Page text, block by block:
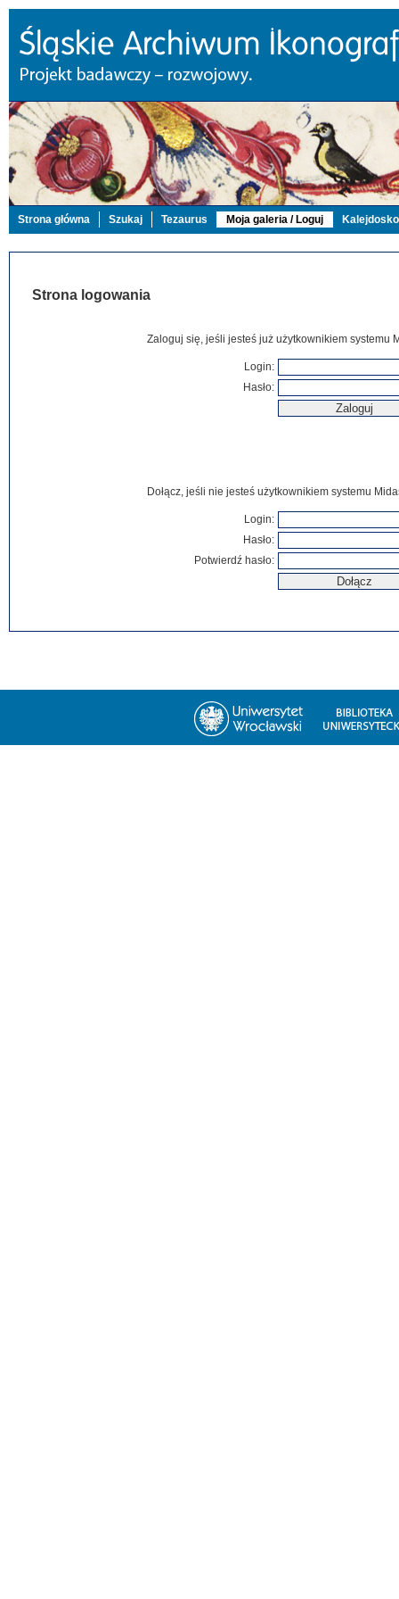
Strona główna Szukaj Tezaurus Moja galeria / Loguj
Strona logowania
Zaloguj się, jeśli jesteś już użytkownikiem systemu
Login:
Hasło:
Dołącz, jeśli nie jesteś użytkownikiem systemu
Login:
Hasło:
Potwierdź hasło: